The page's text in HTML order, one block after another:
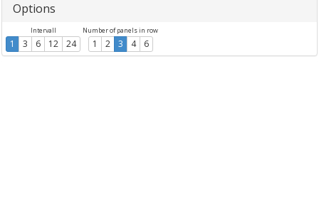
Options
Intervall
1 3 6 12 24
Number of panels in row
1 2 3 4 6